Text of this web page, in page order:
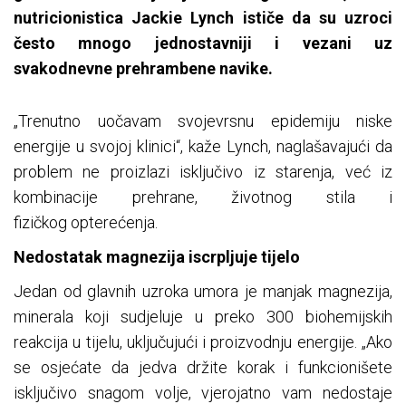
nutricionistica Jackie Lynch ističe da su uzroci
često mnogo jednostavniji i vezani uz
svakodnevne prehrambene navike.
„Trenutno uočavam svojevrsnu epidemiju niske
energije u svojoj klinici“, kaže Lynch, naglašavajući da
problem ne proizlazi isključivo iz starenja, već iz
kombinacije prehrane, životnog stila i
fizičkog opterećenja.
Nedostatak magnezija iscrpljuje tijelo
Jedan od glavnih uzroka umora je manjak magnezija,
minerala koji sudjeluje u preko 300 biohemijskih
reakcija u tijelu, uključujući i proizvodnju energije. „Ako
se osjećate da jedva držite korak i funkcionišete
isključivo snagom volje, vjerojatno vam nedostaje